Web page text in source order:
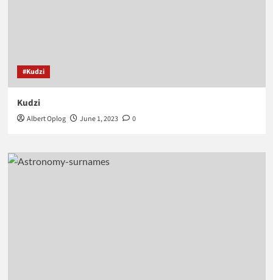
#Kudzi
Kudzi
Albert Oplog June 1, 2023 0